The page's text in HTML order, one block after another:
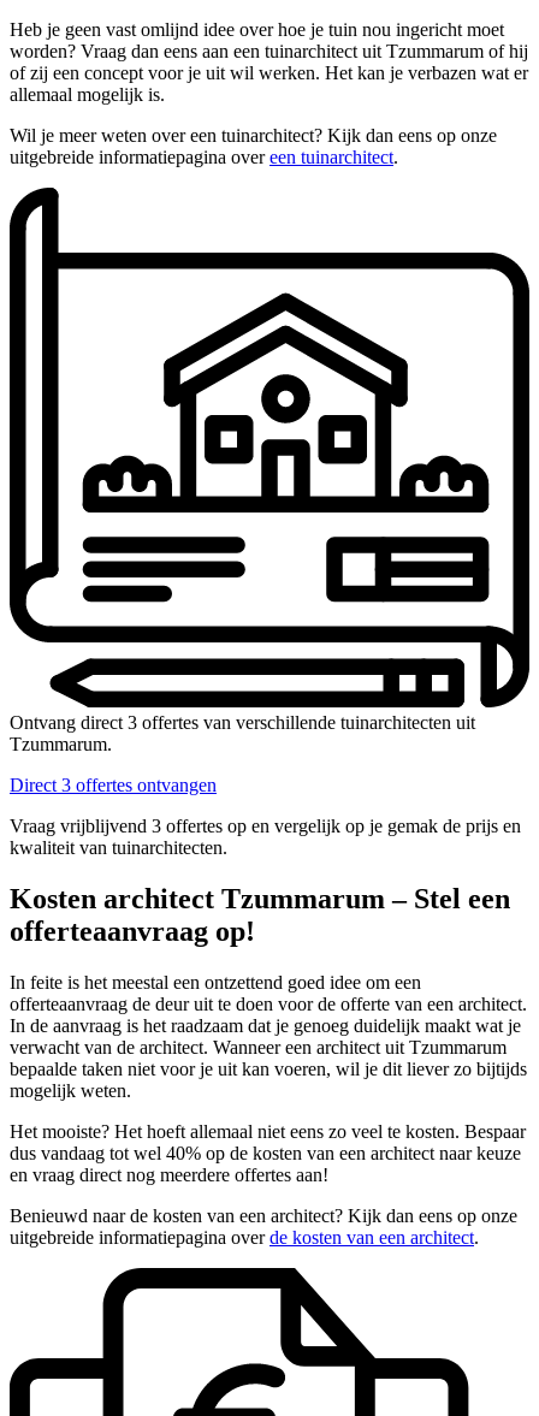
Heb je geen vast omlijnd idee over hoe je tuin nou ingericht moet
worden? Vraag dan eens aan een tuinarchitect uit Tzummarum of hij
of zij een concept voor je uit wil werken. Het kan je verbazen wat er
allemaal mogelijk is.
Wil je meer weten over een tuinarchitect? Kijk dan eens op onze
uitgebreide informatiepagina overeen tuinarchitect.
Ontvang direct 3 offertes van verschillende tuinarchitecten uit
Tzummarum.
Direct 3 offertes ontvangen
Vraag vrijblijvend 3 offertes op en vergelijk op je gemak de prijs en
kwaliteit van tuinarchitecten.
Kosten architect Tzummarum – Stel een
offerteaanvraag op!
In feite is het meestal een ontzettend goed idee om een
offerteaanvraag de deur uit te doen voor de offerte van een architect.
In de aanvraag is het raadzaam dat je genoeg duidelijk maakt wat je
verwacht van de architect. Wanneer een architect uit Tzummarum
bepaalde taken niet voor je uit kan voeren, wil je dit liever zo bijtijds
mogelijk weten.
Het mooiste? Het hoeft allemaal niet eens zo veel te kosten. Bespaar
dus vandaag tot wel 40% op de kosten van een architect naar keuze
en vraag direct nog meerdere offertes aan!
Benieuwd naar de kosten van een architect? Kijk dan eens op onze
uitgebreide informatiepagina overde kosten van een architect.